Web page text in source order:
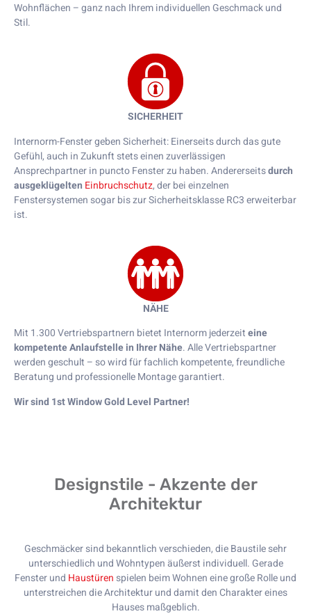
Wohnflächen – ganz nach Ihrem individuellen Geschmack und
Stil.
SICHERHEIT
Internorm-Fenster geben Sicherheit: Einerseits durch das gute
Gefühl, auch in Zukunft stets einen zuverlässigen
Ansprechpartner in puncto Fenster zu haben. Andererseitsdurch
ausgeklügelten Einbruchschutz, der bei einzelnen
Fenstersystemen sogar bis zur Sicherheitsklasse RC3 erweiterbar
ist.
NÄHE
Mit 1.300 Vertriebspartnern bietet Internorm jederzeiteine
kompetente Anlaufstelle in Ihrer Nähe. Alle Vertriebspartner
werden geschult – so wird für fachlich kompetente, freundliche
Beratung und professionelle Montage garantiert.
Wir sind 1st Window Gold Level Partner!
Designstile - Akzente der
Architektur
Geschmäcker sind bekanntlich verschieden, die Baustile sehr
unterschiedlich und Wohntypen äußerst individuell. Gerade
Fenster und Haustüren spielen beim Wohnen eine große Rolle und
unterstreichen die Architektur und damit den Charakter eines
Hauses maßgeblich.